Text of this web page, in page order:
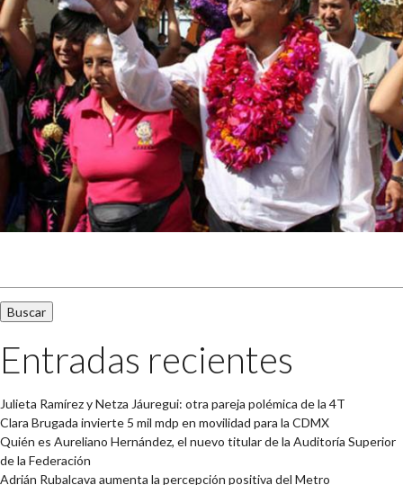
Entradas recientes
Julieta Ramírez y Netza Jáuregui: otra pareja polémica de la 4T
Clara Brugada invierte 5 mil mdp en movilidad para la CDMX
Quién es Aureliano Hernández, el nuevo titular de la Auditoría Superior
de la Federación
Adrián Rubalcava aumenta la percepción positiva del Metro